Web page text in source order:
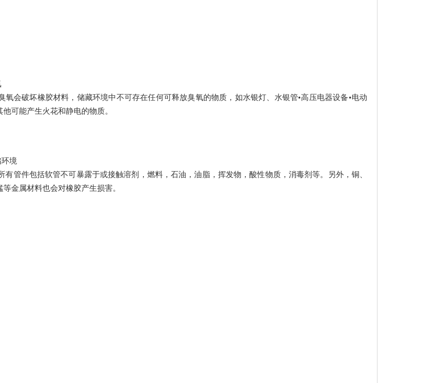
破坏橡胶材料，储藏环境中不可存在任何可释放臭氧的物质，如水银灯、水银管•高压电器设备•电动
他可能产生火花和静电的物质。
境
件包括软管不可暴露于或接触溶剂，燃料，石油，油脂，挥发物，酸性物质，消毒剂等。另外，铜、
等金属材料也会对橡胶产生损害。